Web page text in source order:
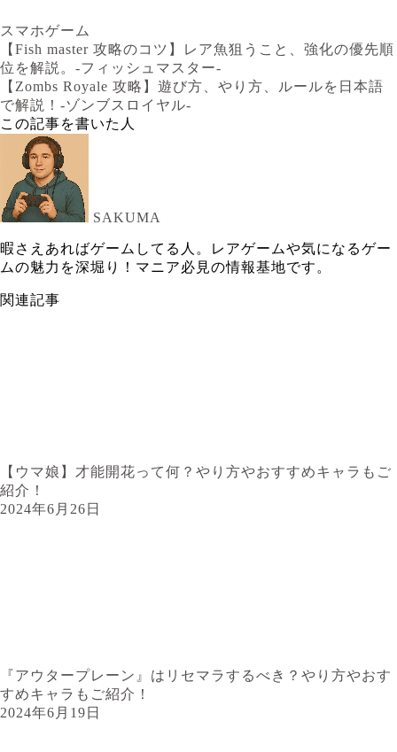
スマホゲーム
【Fish master 攻略のコツ】レア魚狙うこと、強化の優先順
位を解説。-フィッシュマスター-
【Zombs Royale 攻略】遊び方、やり方、ルールを日本語
で解説！-ゾンブスロイヤル-
この記事を書いた人
SAKUMA
暇さえあればゲームしてる人。レアゲームや気になるゲー
ムの魅力を深堀り！マニア必見の情報基地です。
関連記事
【ウマ娘】才能開花って何？やり方やおすすめキャラもご
紹介！
2024年6月26日
『アウタープレーン』はリセマラするべき？やり方やおす
すめキャラもご紹介！
2024年6月19日